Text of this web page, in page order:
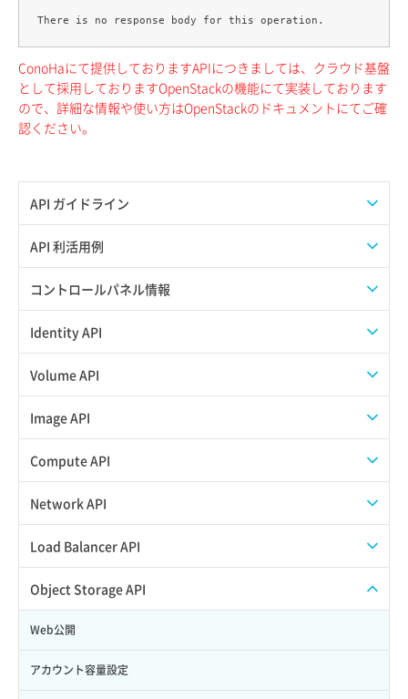
API ガイドライン
APIのご利用について
API 利活用例
APIでAPIサブユーザーを作成する
APIでVPSにISOイメージを挿入する
APIでVPSを作成する
コントロールパネル情報
APIユーザーを作成する
API情報を確認する
Identity API
Credential一覧取得
Credential作成
Credential削除
サブユーザーにロールを紐づけ
サブユーザー一覧取得
サブユーザー作成
サブユーザー削除
Volume API
スナップショット一覧取得
スナップショット作成
スナップショット削除
スナップショット詳細取得（アイテム指定）
バックアップリストア
Image API
ISOイメージアップロード
ISOイメージ作成
イメージ一覧取得
Compute API
ISOイメージ挿入/排出
SSHキーペア一覧取得
SSHキーペア作成
SSHキーペア削除
SSHキーペア詳細取得
Network API
QoSポリシー一覧取得
QoSポリシー詳細取得
サブネット一覧取得
サブネット作成（ローカルネットワーク用）
Load Balancer API
プール一覧取得
プール作成
プール削除
Object Storage API
Web公開
アカウント容量設定
ConoHaにて提供しておりますAPIにつきましては、クラウド基盤
として採用しておりますOpenStackの機能にて実装しております
ので、詳細な情報や使い方はOpenStackのドキュメントにてご確
認ください。